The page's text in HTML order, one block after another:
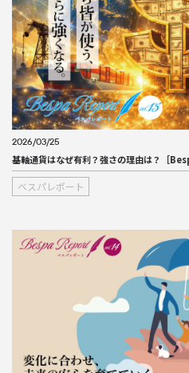
2026/03/25
基軸通貨はなぜ有利？強さの理由は？［
ベスパレポート